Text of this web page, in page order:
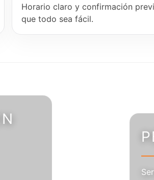
Horario claro y confirmación
que todo sea fácil.